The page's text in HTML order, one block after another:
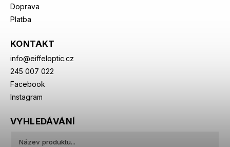
Doprava
Platba
KONTAKT
info@eiffeloptic.cz
245 007 022
Facebook
Instagram
VYHLEDÁVÁNÍ